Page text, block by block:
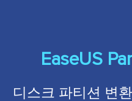
EaseUS
디스크 파티션 변